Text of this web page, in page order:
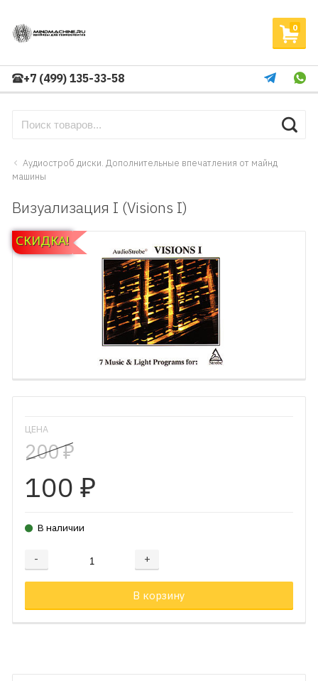
0
+7 (499) 135-33-58
Аудиостроб диски. Дополнительные впечатления от майнд
машины
Визуализация I (Visions I)
СКИДКА!
ЦЕНА
200₽
100 ₽
В наличии
- +
Добавляется...
В корзину
Добавлен